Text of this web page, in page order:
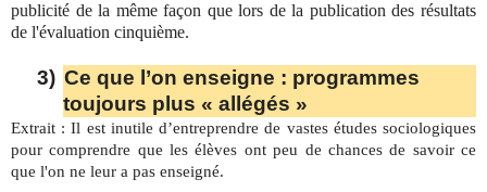
publicité de la même façon que lors de la publication des résultats
de l'évaluation cinquième.
3) Ce que l’on enseigne : programmes
toujours plus « allégés »
Extrait : Il est inutile d’entreprendre de vastes études sociologiques
pour comprendre que les élèves ont peu de chances de savoir ce
que l'on ne leur a pas enseigné.